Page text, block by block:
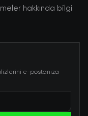
hakkında bilgi
e-postanıza